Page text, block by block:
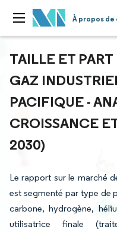
À propos
TAILLE ET
GAZ
PACIFIQUE -
CROISSANCE
2030)
Le rapport sur le marché
est segmenté par type de
carbone, hydrogène,
utilisatrice finale